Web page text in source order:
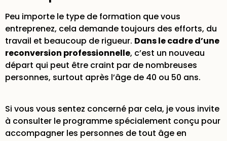
Peu importe le type de formation que vous
entreprenez, cela demande toujours des efforts, du
travail et beaucoup de rigueur. Dans le cadre d’une
reconversion professionnelle, c’est un nouveau
départ qui peut être craint par de nombreuses
personnes, surtout après l’âge de 40 ou 50 ans.
Si vous vous sentez concerné par cela, je vous invite
à consulter le programme spécialement conçu pour
accompagner les personnes de tout âge en